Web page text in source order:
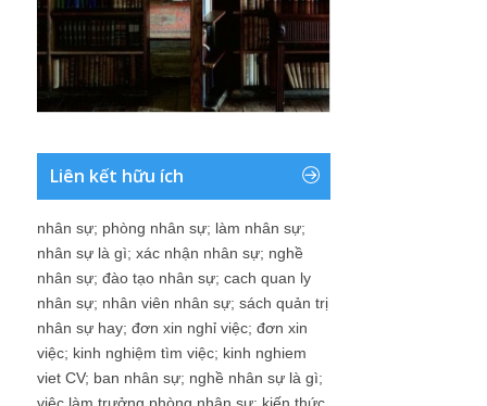
Liên kết hữu ích
nhân sự; phòng nhân sự; làm nhân sự;
nhân sự là gì; xác nhận nhân sự; nghề
nhân sự; đào tạo nhân sự; cach quan ly
nhân sự; nhân viên nhân sự; sách quản trị
nhân sự hay; đơn xin nghỉ việc; đơn xin
việc; kinh nghiệm tìm việc; kinh nghiem
viet CV; ban nhân sự; nghề nhân sự là gì;